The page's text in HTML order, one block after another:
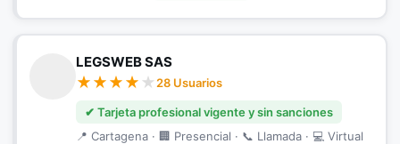
LEGSWEB SAS
28 Usuarios
✔ Tarjeta profesional vigente y sin sanciones
📍 Cartagena · 🏢 Presencial · 📞 Llamada · 💻 Virtual